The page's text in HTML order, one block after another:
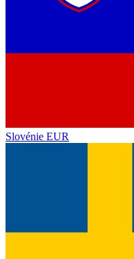
Slovénie EUR